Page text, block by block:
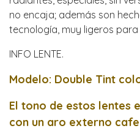
no encaja; además son
tecnología, muy ligeros para
INFO LENTE.
Modelo: Double Tint
El tono de estos lentes
con un aro externo